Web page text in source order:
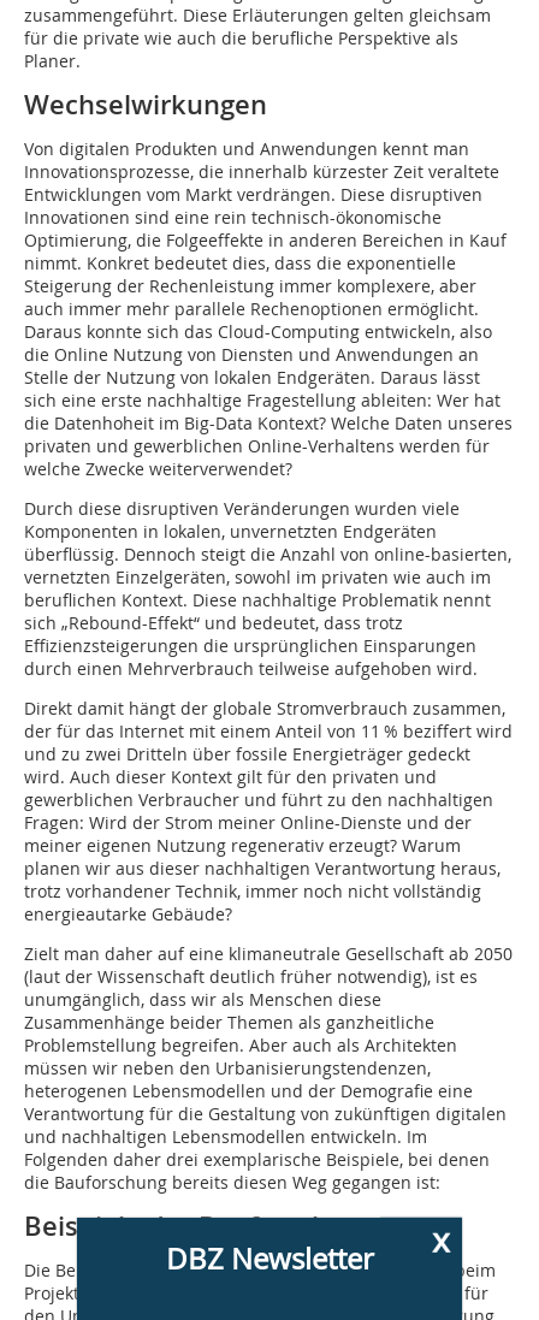
zusammengeführt. Diese Erläuterungen gelten gleichsam
für die private wie auch die berufliche Perspektive als
Planer.
Wechselwirkungen
Von digitalen Produkten und Anwendungen kennt man
Innovationsprozesse, die innerhalb kürzester Zeit veraltete
Entwicklungen vom Markt verdrängen. Diese disruptiven
Innovationen sind eine rein technisch-ökonomische
Optimierung, die Folgeeffekte in anderen Bereichen in Kauf
nimmt. Konkret bedeutet dies, dass die exponentielle
Steigerung der Rechenleistung immer komplexere, aber
auch immer mehr parallele Rechenoptionen ermöglicht.
Daraus konnte sich das Cloud-Computing entwickeln, also
die Online Nutzung von Diens­ten und Anwendungen an
Stelle der Nutzung von lokalen Endgeräten. Daraus lässt
sich eine erste nachhaltige Fragestellung ableiten: Wer hat
die Datenhoheit im Big-Data Kontext? Welche Daten unseres
privaten und gewerblichen Online-Verhaltens werden für
welche Zwecke weiterverwendet?
Durch diese disruptiven Veränderungen wurden viele
Komponenten in lokalen, unvernetzten Endgeräten
überflüssig. Dennoch steigt die Anzahl von online-basierten,
vernetzten Einzelgeräten, sowohl im privaten wie auch im
beruflichen Kontext. Diese nachhaltige Problematik nennt
sich „Rebound-Effekt“ und bedeutet, dass trotz
Effizienzsteigerungen die ursprünglichen Einsparungen
durch einen Mehrverbrauch teilweise aufgehoben wird.
Direkt damit hängt der globale Stromverbrauch zusammen,
der für das Internet mit einem Anteil von 11 % beziffert wird
und zu zwei Dritteln über fossile Energieträger gedeckt
wird. Auch dieser Kontext gilt für den privaten und
gewerblichen Verbraucher und führt zu den nachhaltigen
Fragen: Wird der Strom meiner Online-Dienste und der
meiner eigenen Nutzung regenerativ erzeugt? Warum
planen wir aus dieser nachhaltigen Verantwortung heraus,
trotz vorhandener Technik, immer noch nicht vollständig
energieautarke Gebäude?
Zielt man daher auf eine klimaneutrale Gesellschaft ab 2050
(laut der Wissenschaft deutlich früher notwendig), ist es
unumgänglich, dass wir als Menschen diese
Zusammenhänge beider Themen als ganzheitliche
Problemstellung begreifen. Aber auch als Architekten
müssen wir neben den Urbanisierungstendenzen,
heterogenen Lebensmodellen und der Demografie eine
Verantwortung für die Gestaltung von zukünftigen digitalen
und nachhaltigen Lebensmodellen entwickeln. Im
Folgenden daher drei exemplarische Beispiele, bei denen
die Bauforschung bereits diesen Weg gegangen ist:
Beispiele der Bauforschung
Die Bergische Universität Wuppertal beschäftigt sich beim
Projekt „Building Information Modeling (BIM) als Basis für
x
DBZ Newsletter